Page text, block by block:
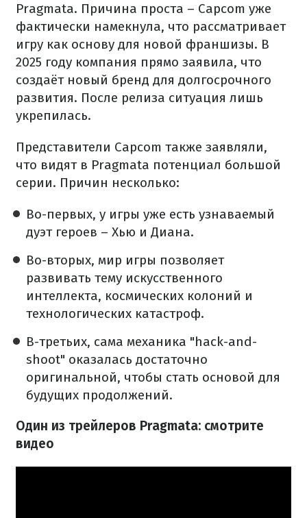
Pragmata. Причина проста – Capcom уже
фактически намекнула, что рассматривает
игру как основу для новой франшизы. В
2025 году компания прямо заявила, что
создаёт новый бренд для долгосрочного
развития. После релиза ситуация лишь
укрепилась.
Представители Capcom также заявляли,
что видят в Pragmata потенциал большой
серии. Причин несколько:
Во-первых, у игры уже есть узнаваемый
дуэт героев – Хью и Диана.
Во-вторых, мир игры позволяет
развивать тему искусственного
интеллекта, космических колоний и
технологических катастроф.
В-третьих, сама механика "hack-and-
shoot" оказалась достаточно
оригинальной, чтобы стать основой для
будущих продолжений.
Один из трейлеров Pragmata: смотрите
видео